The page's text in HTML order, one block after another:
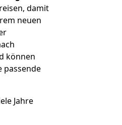
damit
neuen
können
passende
Jahre